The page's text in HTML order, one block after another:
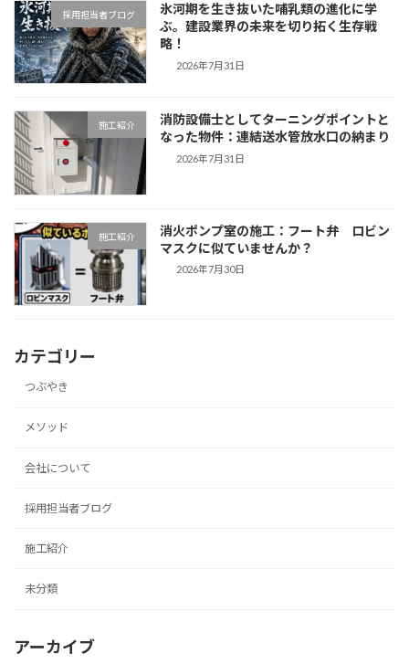
採用担当者ブログ
氷河期を生き抜いた哺乳類の進化に学
ぶ。建設業界の未来を切り拓く生存戦
略！
2026年7月31日
施工紹介
消防設備士としてターニングポイントと
なった物件：連結送水管放水口の納まり
2026年7月31日
施工紹介
消火ポンプ室の施工：フート弁 ロビン
マスクに似ていませんか？
2026年7月30日
カテゴリー
つぶやき
メソッド
会社について
採用担当者ブログ
施工紹介
未分類
アーカイブ